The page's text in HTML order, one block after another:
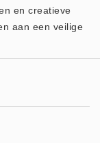
en creatieve
aan een veilige